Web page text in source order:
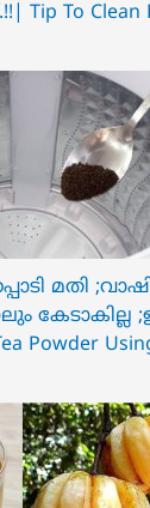
Tip To Clean
മതി
കേടാകില്ല
Powder